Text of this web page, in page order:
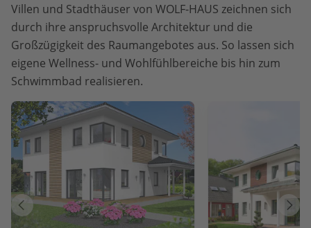
Villen und Stadthäuser von WOLF-HAUS zeichnen sich
durch ihre anspruchsvolle Architektur und die
Großzügigkeit des Raumangebotes aus. So lassen sich
eigene Wellness- und Wohlfühlbereiche bis hin zum
Schwimmbad realisieren.
Vorheriges